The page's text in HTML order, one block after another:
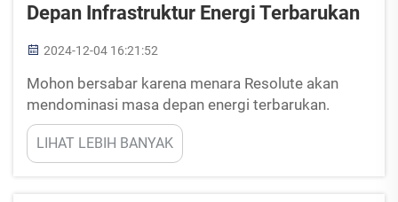
Depan Infrastruktur Energi Terbarukan
2024-12-04 16:21:52
Mohon bersabar karena menara Resolute akan
mendominasi masa depan energi terbarukan.
Seperti yang telah disaksikan dunia baru-baru ini,
telah terjadi pergeseran ke arah sumber energi
terbarukan dengan tenaga angin dan tenaga surya
LIHAT LEBIH BANYAK